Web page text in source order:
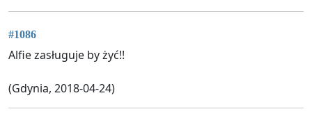
#1086
Alfie zasługuje by żyć!!
(Gdynia, 2018-04-24)